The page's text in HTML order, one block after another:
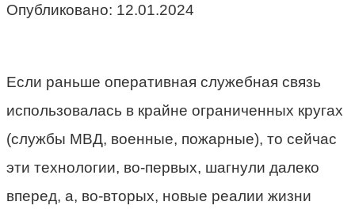
Опубликовано: 12.01.2024
Если раньше оперативная служебная связь
использовалась в крайне ограниченных кругах
(службы МВД, военные, пожарные), то сейчас
эти технологии, во-первых, шагнули далеко
вперед, а, во-вторых, новые реалии жизни